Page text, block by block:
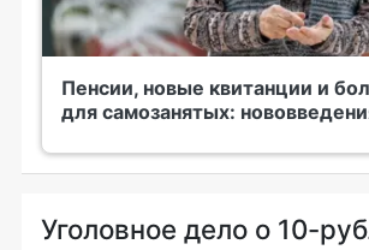
Пенсии, новые квитанции и
для самозанятых:
Уголовное дело о 10-